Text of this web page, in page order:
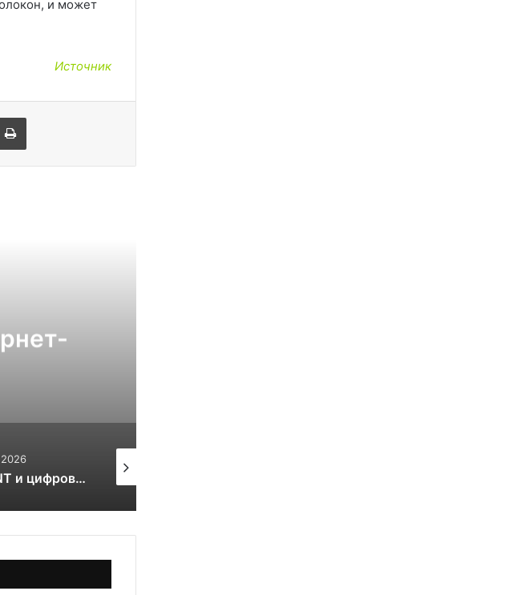
и может
Источник
почту Печатать
Как заказать свежие суши и роллы в Чайковском за 30 минут и почему это стоит попробовать попробовать